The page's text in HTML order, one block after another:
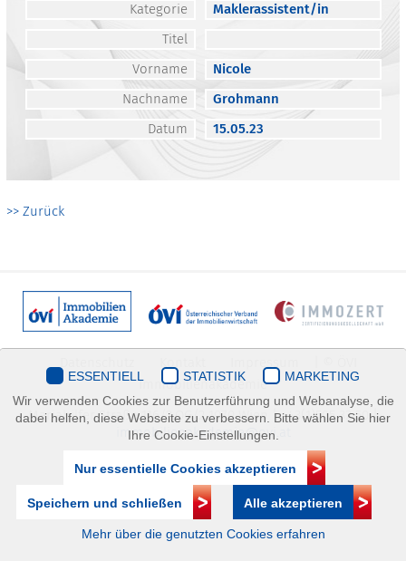
Kategorie
Maklerassistent/in
Titel
Vorname
Nicole
Nachname
Grohmann
Datum
15.05.23
>> Zurück
Immobilienakademie
Mariahilfer Straße 116/2.OG/2 1070 Wien | +43(1)505 32 50 |
immobilienakademie@ovi.at
ESSENTIELL STATISTIK
MARKETING
Wir verwenden Cookies zur Benutzerführung und Webanalyse, die
dabei helfen, diese Webseite zu verbessern. Bitte wählen Sie hier
Ihre Cookie-Einstellungen.
Nur essentielle Cookies akzeptieren
Speichern und schließen Alle akzeptieren
Mehr über die genutzten Cookies erfahren